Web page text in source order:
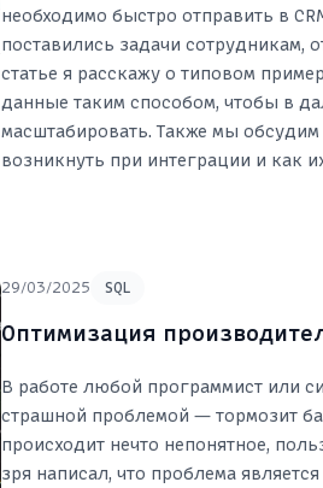
необходимо быстро отправить в
поставились задачи сотрудникам,
статье я расскажу о типовом
данные таким способом, чтобы в
масштабировать. Также мы
возникнуть при интеграции и как
29/03/2025 SQL
Оптимизация
В работе любой программист или
страшной проблемой — тормозит
происходит нечто непонятное,
зря написал, что проблема